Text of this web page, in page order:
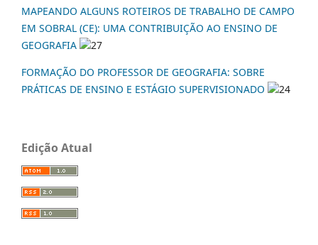
MAPEANDO ALGUNS ROTEIROS DE TRABALHO DE CAMPO
EM SOBRAL (CE): UMA CONTRIBUIÇÃO AO ENSINO DE
GEOGRAFIA
27
FORMAÇÃO DO PROFESSOR DE GEOGRAFIA: SOBRE
PRÁTICAS DE ENSINO E ESTÁGIO SUPERVISIONADO
24
Edição Atual